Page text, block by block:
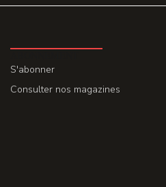
S'abonner
Consulter nos magazines